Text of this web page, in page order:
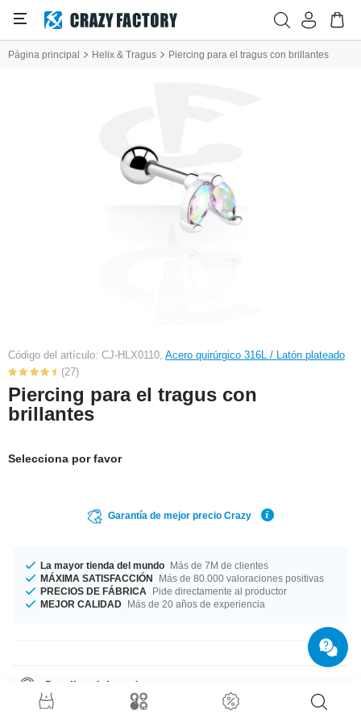
Página principal Helix & Tragus Piercing para el tragus con brillantes
Código del artículo: CJ-HLX0110, Acero quirúrgico 316L / Latón plateado
(27)
Piercing para el tragus con
brillantes
Selecciona por favor
Garantía de mejor precio Crazy
La mayor tienda del mundo Más de 7M de clientes
MÁXIMA SATISFACCIÓN
Más de 80.000 valoraciones positivas
PRECIOS DE FÁBRICA
Pide directamente al productor
MEJOR CALIDAD Más de 20 años de experiencia
Detalles del producto
En stock para ti en un diámetro de 1.2 mm. Este producto está disponible